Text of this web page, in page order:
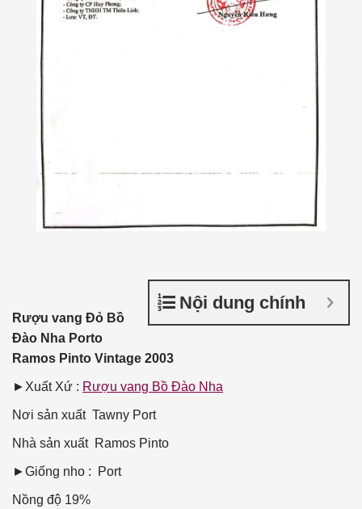
Nội dung chính
Rượu vang Đỏ Bồ
Đào Nha Porto
Ramos Pinto Vintage 2003
►Xuất Xứ : Rượu vang Bồ Đào Nha
Nơi sản xuất Tawny Port
Nhà sản xuất Ramos Pinto
►Giống nho : Port
Nồng độ 19%